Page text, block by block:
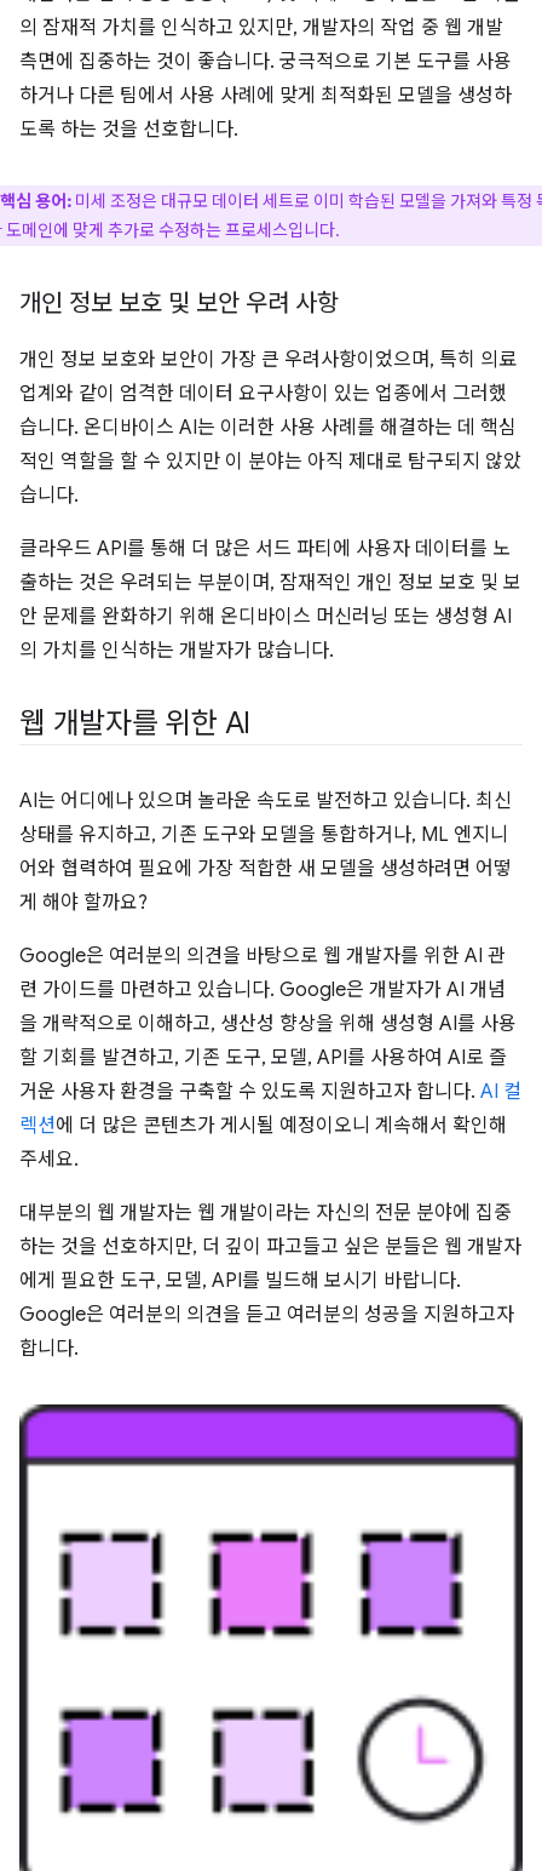
의 잠재적 가치를 인식하고 있지만, 개발자의 작업 중 웹 개발
측면에 집중하는 것이 좋습니다. 궁극적으로 기본 도구를 사용
하거나 다른 팀에서 사용 사례에 맞게 최적화된 모델을 생성하
도록 하는 것을 선호합니다.
핵심 용어: 미세 조정은 대규모 데이터 세트로 이미 학습된 모델을 가져와 특정
도메인에 맞게 추가로 수정하는 프로세스입니다.
개인 정보 보호 및 보안 우려 사항
개인 정보 보호와 보안이 가장 큰 우려사항이었으며, 특히 의료
업계와 같이 엄격한 데이터 요구사항이 있는 업종에서 그러했
습니다. 온디바이스 AI는 이러한 사용 사례를 해결하는 데 핵심
적인 역할을 할 수 있지만 이 분야는 아직 제대로 탐구되지 않았
습니다.
클라우드 API를 통해 더 많은 서드 파티에 사용자 데이터를 노
출하는 것은 우려되는 부분이며, 잠재적인 개인 정보 보호 및 보
안 문제를 완화하기 위해 온디바이스 머신러닝 또는 생성형 AI
의 가치를 인식하는 개발자가 많습니다.
웹 개발자를 위한 AI
AI는 어디에나 있으며 놀라운 속도로 발전하고 있습니다. 최신
상태를 유지하고, 기존 도구와 모델을 통합하거나, ML 엔지니
어와 협력하여 필요에 가장 적합한 새 모델을 생성하려면 어떻
게 해야 할까요?
Google은 여러분의 의견을 바탕으로 웹 개발자를 위한 AI 관
련 가이드를 마련하고 있습니다. Google은 개발자가 AI 개념
을 개략적으로 이해하고, 생산성 향상을 위해 생성형 AI를 사용
할 기회를 발견하고, 기존 도구, 모델, API를 사용하여 AI로 즐
거운 사용자 환경을 구축할 수 있도록 지원하고자 합니다. AI 컬
렉션에 더 많은 콘텐츠가 게시될 예정이오니 계속해서 확인해
주세요.
대부분의 웹 개발자는 웹 개발이라는 자신의 전문 분야에 집중
하는 것을 선호하지만, 더 깊이 파고들고 싶은 분들은 웹 개발자
에게 필요한 도구, 모델, API를 빌드해 보시기 바랍니다.
Google은 여러분의 의견을 듣고 여러분의 성공을 지원하고자
합니다.